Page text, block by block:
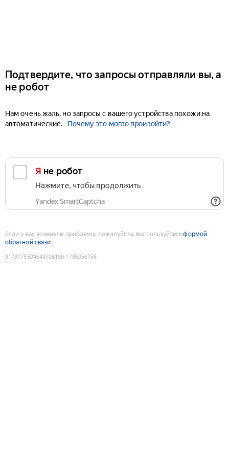
Подтвердите, что запросы отправляли вы, а
не робот
Нам очень жаль, но запросы с вашего устройства похожи на
автоматические.
Почему это могло произойти?
Я не робот
Нажмите, чтобы продолжить
Yandex SmartCaptcha
Если у вас возникли проблемы, пожалуйста, воспользуйтесьформой
обратной связи
9179775504643708109:1786056756